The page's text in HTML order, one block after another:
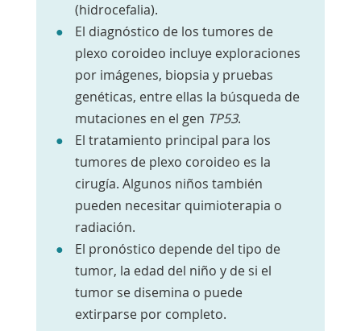
(hidrocefalia).
El diagnóstico de los tumores de
plexo coroideo incluye exploraciones
por imágenes, biopsia y pruebas
genéticas, entre ellas la búsqueda de
mutaciones en el gen TP53.
El tratamiento principal para los
tumores de plexo coroideo es la
cirugía. Algunos niños también
pueden necesitar quimioterapia o
radiación.
El pronóstico depende del tipo de
tumor, la edad del niño y de si el
tumor se disemina o puede
extirparse por completo.